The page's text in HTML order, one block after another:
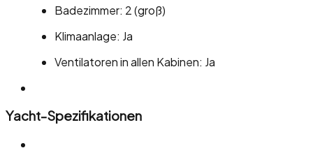
Badezimmer: 2 (groß)
Klimaanlage: Ja
Ventilatoren in allen Kabinen: Ja
Yacht-Spezifikationen